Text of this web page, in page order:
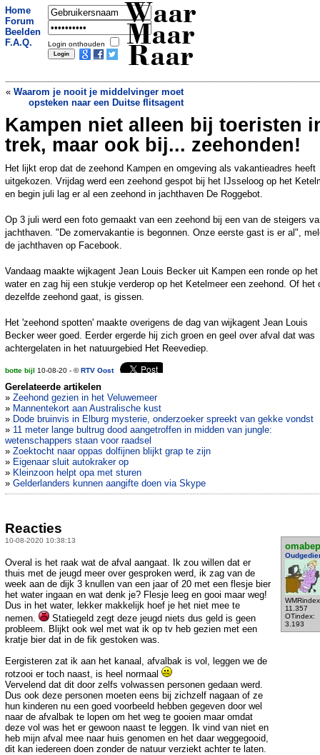
Home
Forum
Beelden
F.A.Q.
Login onthouden
Waar
Maar
Raar
« Waarom je nooit je middelvinger moet
opsteken naar een Duitse flitsagent
Met vlooien de Aziatische
duizendknoop te lijf»
Kampen niet alleen bij toeristen
trek, maar ook bij... zeehonden!
Het lijkt erop dat de zeehond Kampen en omgeving als vakantieadres heeft
uitgekozen. Vrijdag werd een zeehond gespot bij het IJsseloog op het
en begin juli lag er al een zeehond in jachthaven De Roggebot.
Op 3 juli werd een foto gemaakt van een zeehond bij een van de steigers
jachthaven. "De zomervakantie is begonnen. Onze eerste gast is er al",
de jachthaven op Facebook.
Vandaag maakte wijkagent Jean Louis Becker uit Kampen een ronde op het
water en zag hij een stukje verderop op het Ketelmeer een zeehond. Of het
dezelfde zeehond gaat, is gissen.
Het 'zeehond spotten' maakte overigens de dag van wijkagent Jean Louis
Becker weer goed. Eerder ergerde hij zich groen en geel over afval dat was
achtergelaten in het natuurgebied Het Reevediep.
botte bijl 10-08-20 - ©RTV Oost
Gerelateerde artikelen
» Zeehond gezien in het Veluwemeer
» Mannentekort aan Australische kust
» Dode bruinvis in Elburg mysterie, onderzoeker spreekt van gekke vondst
» 11 meter lange bultrug dood aangetroffen in midden van jungle:
wetenschappers staan voor raadsel
» Zoektocht naar oppas dolfijnen blijkt grap te zijn
» Eigenaar sluit autokraker op
» Kleinzoon helpt opa met sturen
» Gelderlanders kunnen aangifte doen via Skype
Reacties
10-08-2020 10:38:13
omabep
11.357
OTindex:
3.193
Overal is het raak wat de afval aangaat. Ik zou willen dat er
thuis met de jeugd meer over gesproken werd, ik zag van de
week aan de dijk 3 knullen van een jaar of 20 met een flesje bier
het water ingaan en wat denk je? Flesje leeg en gooi maar weg!
Dus in het water, lekker makkelijk hoef je het niet mee te
nemen.
Statiegeld zegt deze jeugd niets dus geld is geen
probleem. Blijkt ook wel met wat ik op tv heb gezien met een
kratje bier dat in de fik gestoken was.
Eergisteren zat ik aan het kanaal, afvalbak is vol, leggen we de
rotzooi er toch naast, is heel normaal
Vervelend dat dit door zelfs volwassen personen gedaan werd.
Dus ook deze personen moeten eens bij zichzelf nagaan of ze
hun kinderen nu een goed voorbeeld hebben gegeven door wel
naar de afvalbak te lopen om het weg te gooien maar omdat
deze vol was het er gewoon naast te leggen. Ik vind van niet en
heb mijn afval mee naar huis genomen en het daar weggegooid,
dit kan iedereen doen zonder de natuur verziekt achter te laten.